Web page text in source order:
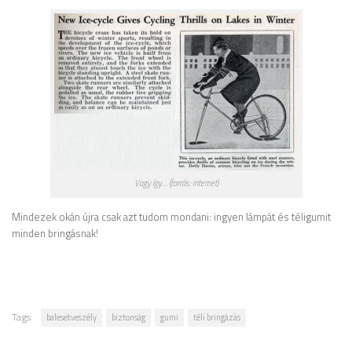
Vagy így… (forrás: internet)
Mindezek okán újra csak azt tudom mondani: ingyen lámpát és téligumit
minden bringásnak!
Tags: balesetveszély biztonság gumi téli bringázás